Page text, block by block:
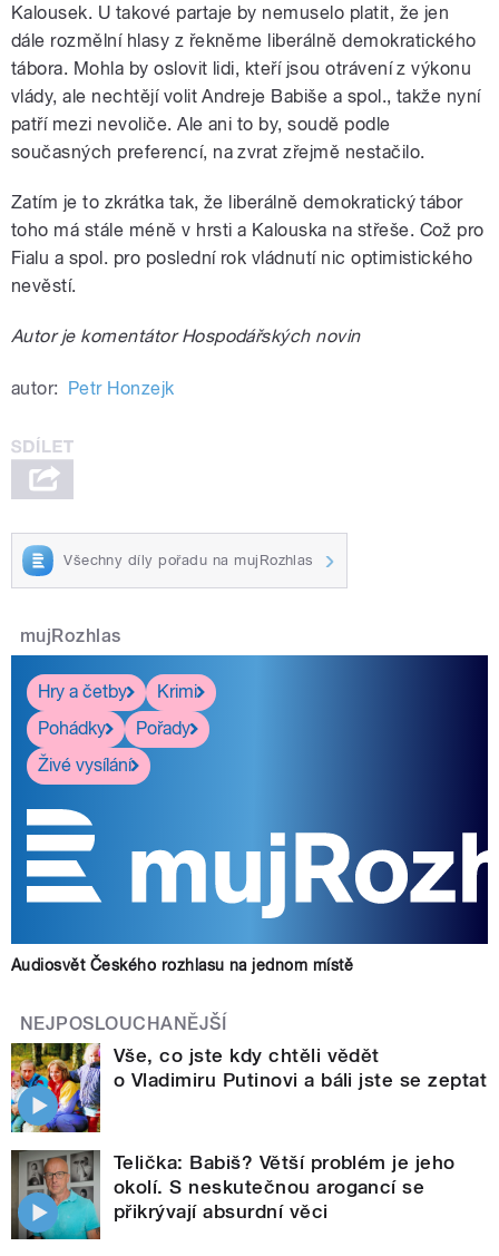
Kalousek. U takové partaje by nemuselo platit, že jen
dále rozmělní hlasy z řekněme liberálně demokratického
tábora. Mohla by oslovit lidi, kteří jsou otrávení z výkonu
vlády, ale nechtějí volit Andreje Babiše a spol., takže nyní
patří mezi nevoliče. Ale ani to by, soudě podle
současných preferencí, na zvrat zřejmě nestačilo.
Zatím je to zkrátka tak, že liberálně demokratický tábor
toho má stále méně v hrsti a Kalouska na střeše. Což pro
Fialu a spol. pro poslední rok vládnutí nic optimistického
nevěstí.
Autor je komentátor Hospodářských novin
autor: Petr Honzejk
Všechny díly pořadu na mujRozhlas
mujRozhlas
Hry a četby
Krimi
Pohádky
Pořady
Živé vysílání
Audiosvět Českého rozhlasu na jednom místě
NEJPOSLOUCHANĚJŠÍ
Vše, co jste kdy chtěli vědět
o Vladimiru Putinovi a báli jste se zeptat
Telička: Babiš? Větší problém je jeho
okolí. S neskutečnou arogancí se
přikrývají absurdní věci